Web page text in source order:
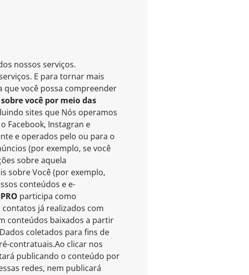
nossos serviços.
E para tornar mais
que você possa compreender
você por meio das
sites que Nós operamos
Facebook, Instagran e
e operados pelo ou para o
(por exemplo, se você
sobre aquela
sobre Você (por exemplo,
conteúdos e e-
participa como
já realizados com
conteúdos baixados a partir
Dados coletados para fins de
contratuais.Ao clicar nos
publicando o conteúdo por
redes, nem publicará